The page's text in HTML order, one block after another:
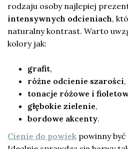
rodzaju osoby najlepiej
intensywnych odcieniach,
naturalny kontrast. Warto
kolory jak:
grafit,
różne odcienie szarości,
tonacje różowe i
głębokie zielenie,
bordowe akcenty.
Cienie do powiek powinny